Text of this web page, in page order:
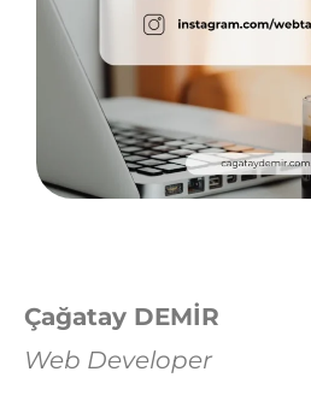
Çağatay DEMİR
Web Developer